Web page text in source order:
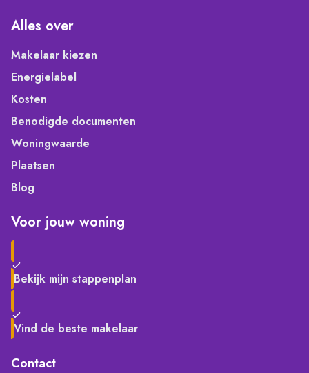
Alles over
Makelaar kiezen
Energielabel
Kosten
Benodigde documenten
Woningwaarde
Plaatsen
Blog
Voor jouw woning
Bekijk mijn stappenplan
Vind de beste makelaar
Contact